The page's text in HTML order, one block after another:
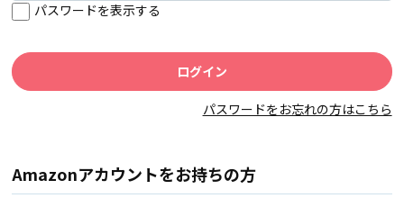
パスワードを表示する
パスワードをお忘れの方はこちら
Amazonアカウントをお持ちの方